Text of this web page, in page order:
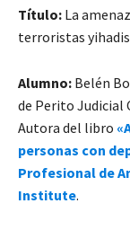
Título: La
terroristas
Alumno: Belén
de Perito Judicial
Autora del libro
personas con
Profesional de
Institute.